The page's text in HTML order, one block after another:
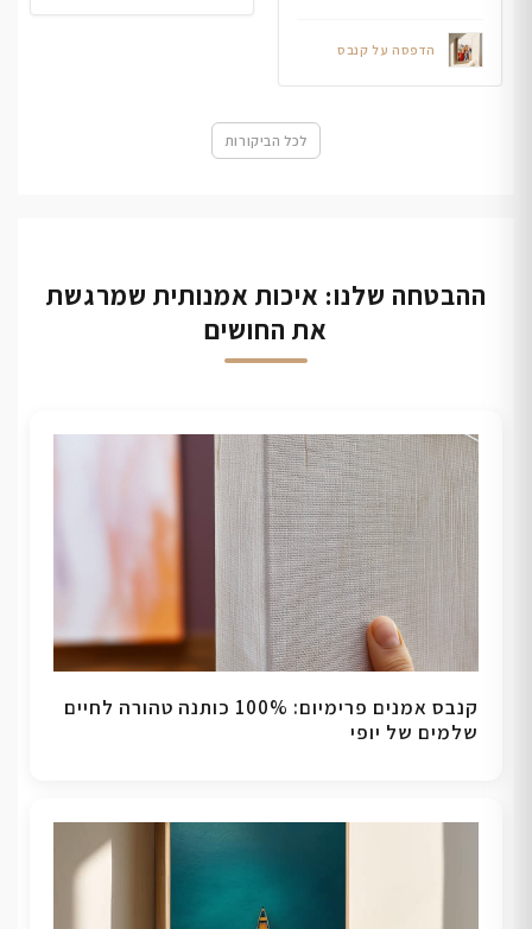
הדפסה על קנבס
לכל הביקורות
ההבטחה שלנו: איכות אמנותית שמרגשת
את החושים
קנבס אמנים פרימיום: 100% כותנה טהורה לחיים
שלמים של יופי